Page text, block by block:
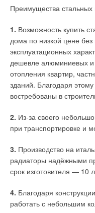
Преимущества
1. Возможность купить
дома по низкой цене без
эксплуатационных
дешевле алюминиевых и
отопления квартир,
зданий. Благодаря
востребованы в
2. Из-за своего
при транспортировке и
3. Производство на
радиаторы надёжными
срок изготовителя — 10
4. Благодаря
работать с небольшим
И это не считая
Фактические затраты АО
помощью теплонасосной
составили около 10 тыс.
экономнее
это за счёт того, что
весь процесс охлаждения
Иными словами,
традиционное
оговоркой — при
отоплением.
Что касается горячей
счёт косвенного
холодильным, равном
«эталонной» системы.
холодильным, равном